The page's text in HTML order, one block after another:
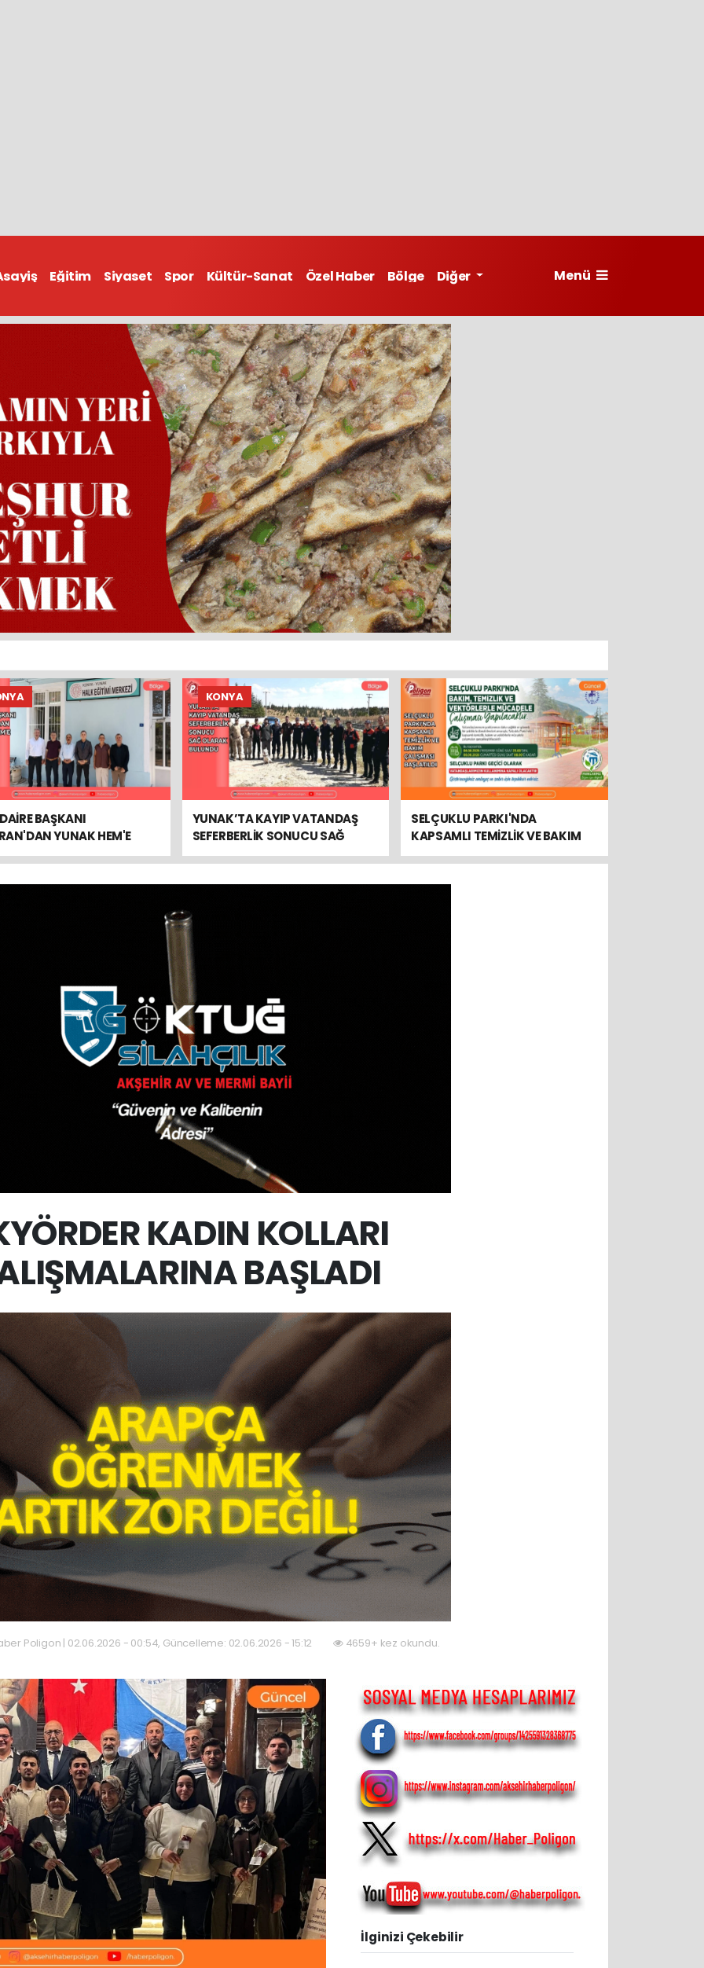
Eğitim Siyaset Spor Kültür-Sanat Özel Haber Bölge Diğer Menü
BAŞKANI
YUNAK HEM'E
KONYA
YUNAK’TA KAYIP VATANDAŞ
SEFERBERLİK SONUCU SAĞ
OLARAK BULUNDU
SELÇUKLU PARKI'NDA
KAPSAMLI TEMİZLİK VE BAKIM
ÇALIŞMASI BAŞLATILDI
KADIN KOLLARI
BAŞLADI
Poligon | 02.06.2026 - 00:54, Güncelleme: 02.06.2026 - 15:12 4659+ kez okundu.
İlginizi Çekebilir